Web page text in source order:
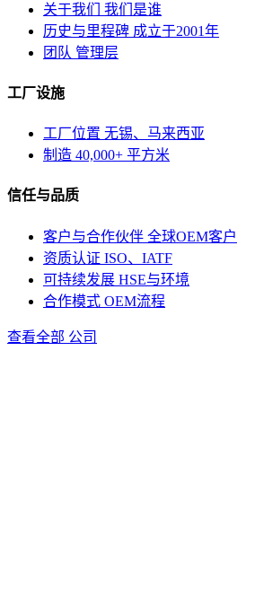
关于我们 我们是谁
历史与里程碑 成立于2001年
团队 管理层
工厂设施
工厂位置 无锡、马来西亚
制造 40,000+ 平方米
信任与品质
客户与合作伙伴 全球OEM客户
资质认证 ISO、IATF
可持续发展 HSE与环境
合作模式 OEM流程
查看全部 公司